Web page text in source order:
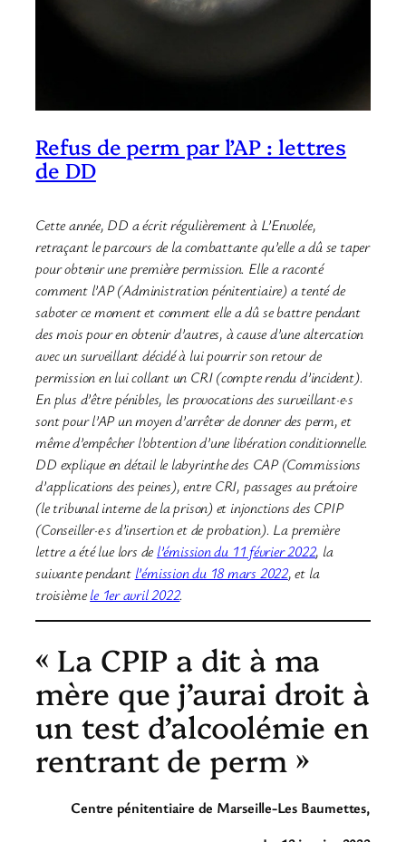
Refus de perm par l’AP : lettres
de DD
Cette année, DD a écrit régulièrement à L’Envolée,
retraçant le parcours de la combattante qu’elle a dû se taper
pour obtenir une première permission. Elle a raconté
comment l’AP (Administration pénitentiaire) a tenté de
saboter ce moment et comment elle a dû se battre pendant
des mois pour en obtenir d’autres, à cause d’une altercation
avec un surveillant décidé à lui pourrir son retour de
permission en lui collant un CRI (compte rendu d’incident).
En plus d’être pénibles, les provocations des surveillant·e·s
sont pour l’AP un moyen d’arrêter de donner des perm, et
même d’empêcher l’obtention d’une libération conditionnelle.
DD explique en détail le labyrinthe des CAP (Commissions
d’applications des peines), entre CRI, passages au prétoire
(le tribunal interne de la prison) et injonctions des CPIP
(Conseiller·e·s d’insertion et de probation). La première
lettre a été lue lors del’émission du 11 février 2022, la
suivante pendant l’émission du 18 mars 2022, et la
troisièmele 1er avril 2022.
« La CPIP a dit à ma
mère que j’aurai droit à
un test d’alcoolémie en
rentrant de perm »
Centre pénitentiaire de Marseille-Les Baumettes,